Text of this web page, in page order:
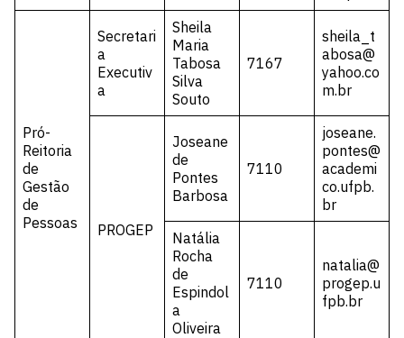
Pró-
Reitoria
de
Gestão
de
Pessoas
Secretari
a
Executiv
a
Sheila
Maria
Tabosa
Silva
Souto
7167
sheila_t
abosa@
yahoo.co
m.br
PROGEP
Joseane
de
Pontes
Barbosa
7110
joseane.
pontes@
academi
co.ufpb.
br
Natália
Rocha
de
Espindol
a
Oliveira
7110
natalia@
progep.u
fpb.br